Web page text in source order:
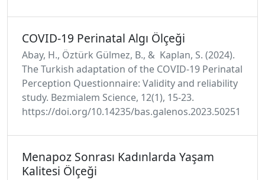
COVID-19 Perinatal Algı Ölçeği
Abay, H., Öztürk Gülmez, B., & Kaplan, S. (2024).
The Turkish adaptation of the COVID‑19 Perinatal
Perception Questionnaire: Validity and reliability
study. Bezmialem Science, 12(1), 15-23.
https://doi.org/10.14235/bas.galenos.2023.50251
Menapoz Sonrası Kadınlarda Yaşam
Kalitesi Ölçeği